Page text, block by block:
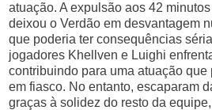
atuação. A expulsão aos 42
deixou o Verdão em desvantagem
que poderia ter consequências
jogadores Khellven e Luighi
contribuindo para uma atuação que
em fiasco. No entanto, escaparam
graças à solidez do resto da